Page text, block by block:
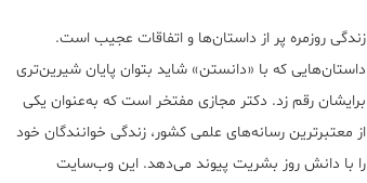
زندگی روزمره پر از داستان‌ها و اتفاقات عجیب است.
داستان‌هایی که با «دانستن» شاید بتوان پایان شیرین‌تری
برایشان رقم زد. دکتر مجازی مفتخر است که به‌عنوان یکی
از معتبر‌ترین رسانه‌های علمی کشور، زندگی خوانندگان خود
را با دانش روز بشریت پیوند می‌دهد. این وب‌سایت